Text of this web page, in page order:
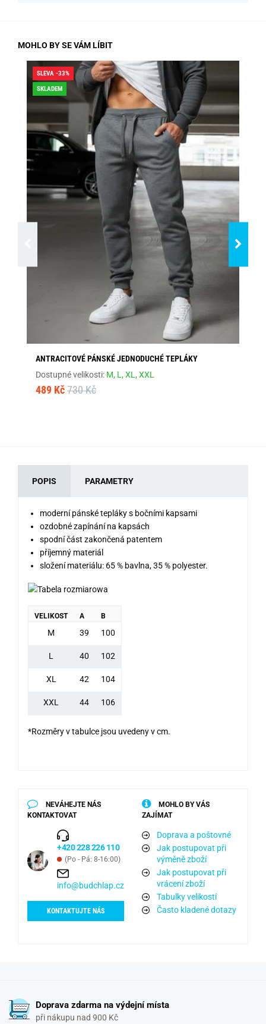
MOHLO BY SE VÁM LÍBIT
SLEVA -33%
SKLADEM
ANTRACITOVÉ PÁNSKÉ JEDNODUCHÉ TEPLÁKY
Dostupné velikosti: M, L,XL,XXL
489 Kč 730 Kč
POPIS PARAMETRY
moderní pánské tepláky s bočními kapsami
ozdobné zapínání na kapsách
spodní část zakončená patentem
příjemný materiál
složení materiálu: 65 % bavlna, 35 % polyester.
VELIKOST A B
M 39 100
L 40 102
XL 42 104
XXL 44 106
*Rozměry v tabulce jsou uvedeny v cm.
NEVÁHEJTE NÁS
KONTAKTOVAT
+420 228 226 110
(Po - Pá: 8-16:00)
info@budchlap.cz
KONTAKTUJTE NÁS
MOHLO BY VÁS
ZAJÍMAT
Doprava a poštovné
Jak postupovat při
výměně zboží
Jak postupovat při
vrácení zboží
Tabulky velikostí
Často kladené dotazy
Doprava zdarma na výdejní místa
při nákupu nad 900 Kč